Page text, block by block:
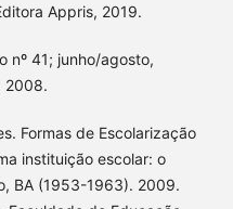
Appris, 2019.
nº 41; junho/agosto,
2008.
Formas de Escolarização
instituição escolar: o
BA (1953-1963). 2009.